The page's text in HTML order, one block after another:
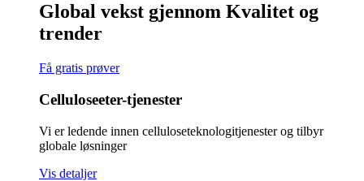
Global vekst gjennom Kvalitet og
trender
Få gratis prøver
Celluloseeter-tjenester
Vi er ledende innen celluloseteknologitjenester og tilbyr
globale løsninger
Vis detaljer